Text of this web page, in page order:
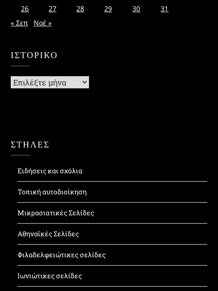
26
27 28 29 30
31
« Σεπ
Νοέ »
ΙΣΤΟΡΙΚΌ
Ιστορικό
ΣΤΗΛΕΣ
Ειδήσεις και σχόλια
Τοπική αυτοδιοίκηση
Μικρασιατικές Σελίδες
Αθηναϊκές Σελίδες
Φιλαδελφειώτικες σελίδες
Ιωνιώτικες σελίδες